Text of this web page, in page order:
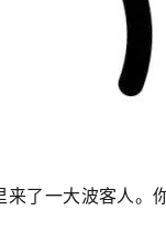
来了一大波客人。